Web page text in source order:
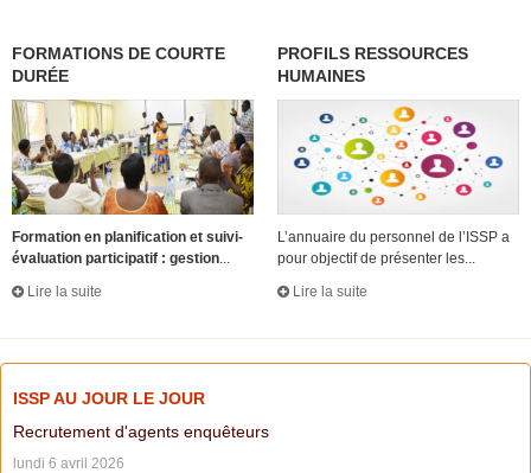
FORMATIONS DE COURTE
DURÉE
Formation en planification et suivi-
évaluation participatif : gestion...
Lire la suite
PROFILS RESSOURCES
HUMAINES
L’annuaire du personnel de l’ISSP a
pour objectif de présenter les...
Lire la suite
ISSP AU JOUR LE JOUR
Recrutement d'agents enquêteurs
lundi 6 avril 2026